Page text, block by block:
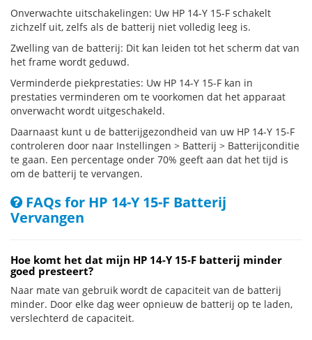
Onverwachte uitschakelingen: Uw HP 14-Y 15-F schakelt
zichzelf uit, zelfs als de batterij niet volledig leeg is.
Zwelling van de batterij: Dit kan leiden tot het scherm dat van
het frame wordt geduwd.
Verminderde piekprestaties: Uw HP 14-Y 15-F kan in
prestaties verminderen om te voorkomen dat het apparaat
onverwacht wordt uitgeschakeld.
Daarnaast kunt u de batterijgezondheid van uw HP 14-Y 15-F
controleren door naar Instellingen > Batterij > Batterijconditie
te gaan. Een percentage onder 70% geeft aan dat het tijd is
om de batterij te vervangen.
FAQs for HP 14-Y 15-F Batterij
Vervangen
Hoe komt het dat mijn HP 14-Y 15-F batterij minder
goed presteert?
Naar mate van gebruik wordt de capaciteit van de batterij
minder. Door elke dag weer opnieuw de batterij op te laden,
verslechterd de capaciteit.